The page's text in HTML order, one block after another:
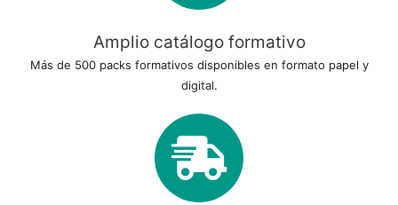
Amplio catálogo formativo
Más de 500 packs formativos disponibles en formato papel y
digital.